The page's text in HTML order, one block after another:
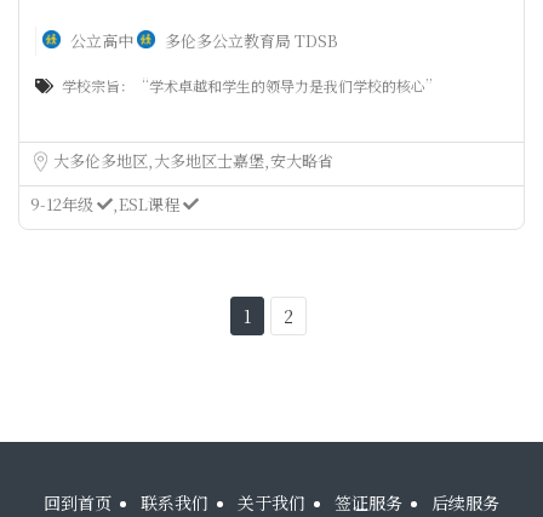
公立高中 多伦多公立教育局 TDSB
学校宗旨：“学术卓越和学生的领导力是我们学校的核心”
大多伦多地区 大多地区士嘉堡 安大略省
9-12年级
ESL课程
1 2
回到首页 联系我们 关于我们 签证服务
后续服务